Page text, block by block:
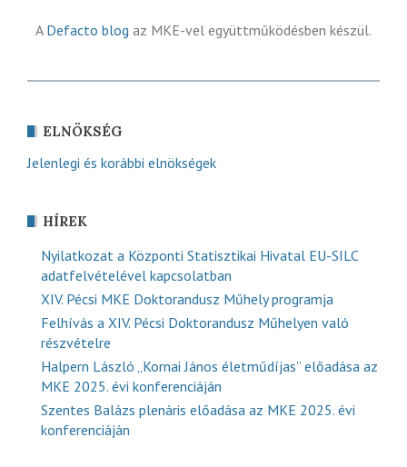
A Defacto blog az MKE-vel együttműködésben készül.
ELNÖKSÉG
Jelenlegi és korábbi elnökségek
HÍREK
Nyilatkozat a Központi Statisztikai Hivatal EU-SILC
adatfelvételével kapcsolatban
XIV. Pécsi MKE Doktorandusz Műhely programja
Felhívás a XIV. Pécsi Doktorandusz Műhelyen való
részvételre
Halpern László „Kornai János életműdíjas” előadása az
MKE 2025. évi konferenciáján
Szentes Balázs plenáris előadása az MKE 2025. évi
konferenciáján